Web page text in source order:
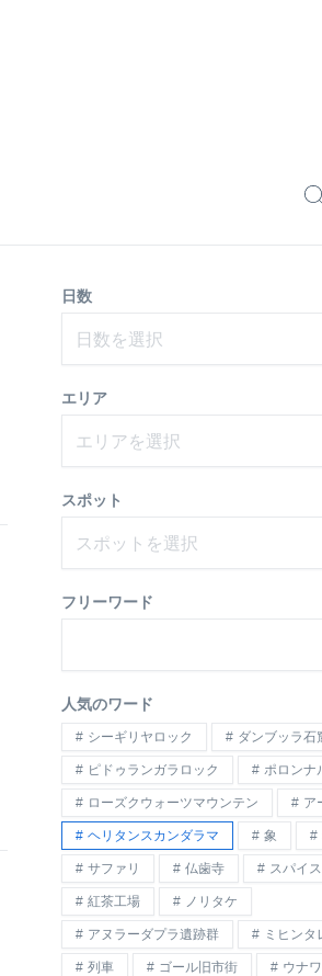
日数
日数を選択
エリア
エリアを選択
スポット
スポットを選択
フリーワード
人気のワード
シーギリヤロック ダンブッラ石
ピドゥランガラロック ポロンナ
ローズクウォーツマウンテン ア
ヘリタンスカンダラマ 象
サファリ 仏歯寺 スパイ
紅茶工場 ノリタケ
アヌラーダプラ遺跡群 ミヒンタ
列車 ゴール旧市街 ウナ